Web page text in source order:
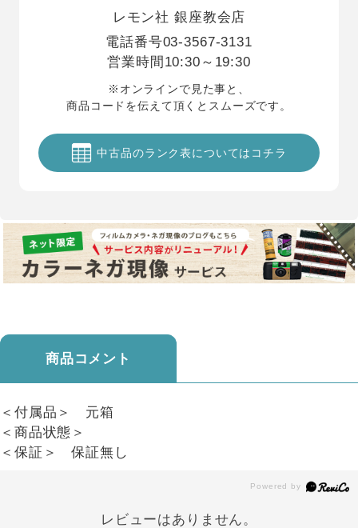
レモン社 銀座教会店
電話番号03-3567-3131
営業時間 10:30～19:30
※オンラインで見た事と、
商品コードを伝えて頂くとスムーズです。
中古品のランク表についてはコチラ
商品コメント
＜付属品＞ 元箱
＜商品状態＞
＜保証＞ 保証無し
レビューはありません。